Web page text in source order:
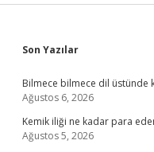
Sidebar
Son Yazılar
Bilmece bilmece dil üstünde
Ağustos 6, 2026
Kemik iliği ne kadar para
Ağustos 5, 2026